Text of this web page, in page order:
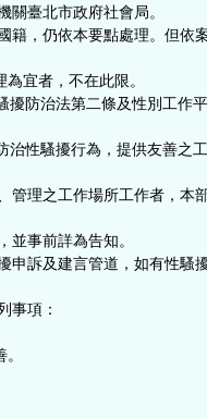
臺北市政府社會局。
，仍依本要點處理。但依
宜者，不在此限。
擾防治法第二條及性別工作
治性騷擾行為，提供友善之
理之工作場所工作者，本
事前詳為告知。
訴及建言管道，如有性騷
事項：